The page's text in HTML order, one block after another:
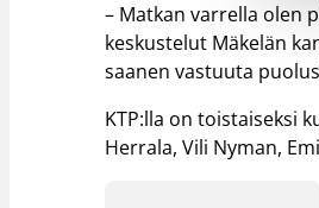
– Matkan varrella olen
keskustelut Mäkelän
saanen vastuuta
KTP:lla on toistaiseksi
Herrala, Vili Nyman,